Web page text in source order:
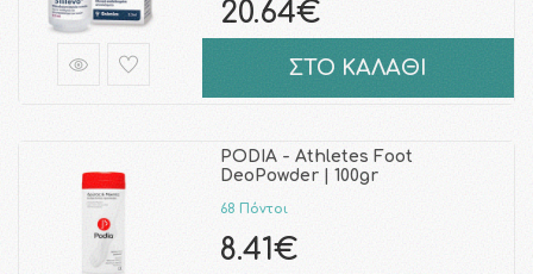
20.64€
ΣΤΟ ΚΑΛΑΘΙ
PODIA - Athletes Foot
DeoPowder | 100gr
68 Πόντοι
8.41€